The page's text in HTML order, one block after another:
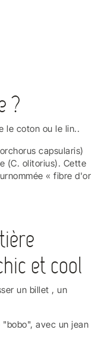
?
le coton ou le lin..
capsularis)
(C. olitorius). Cette
« fibre d'or
et cool
un billet , un
avec un jean